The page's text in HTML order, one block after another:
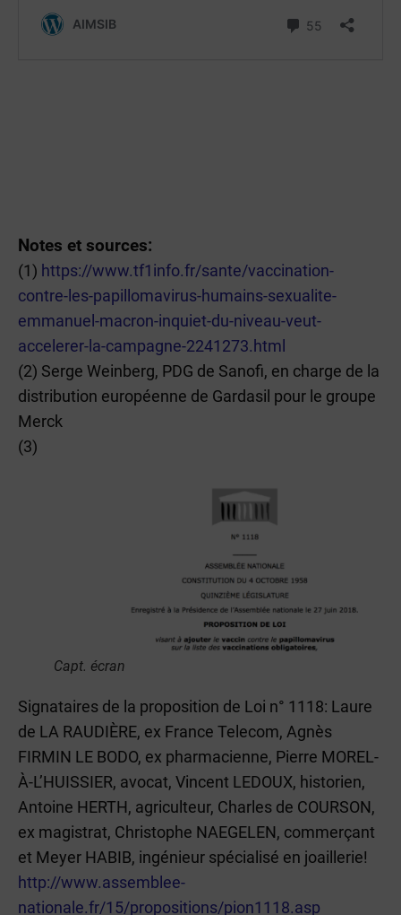
Notes et sources:
(1) https://www.tf1info.fr/sante/vaccination-
contre-les-papillomavirus-humains-sexualite-
emmanuel-macron-inquiet-du-niveau-veut-
accelerer-la-campagne-2241273.html
(2) Serge Weinberg, PDG de Sanofi, en charge de la
distribution européenne de Gardasil pour le groupe
Merck
(3)
Capt. écran
Signataires de la proposition de Loi n° 1118: Laure
de LA RAUDIÈRE, ex France Telecom, Agnès
FIRMIN LE BODO, ex pharmacienne, Pierre MOREL-
À-L’HUISSIER, avocat, Vincent LEDOUX, historien,
Antoine HERTH, agriculteur, Charles de COURSON,
ex magistrat, Christophe NAEGELEN, commerçant
et Meyer HABIB, ingénieur spécialisé en joaillerie!
http://www.assemblee-
nationale.fr/15/propositions/pion1118.asp